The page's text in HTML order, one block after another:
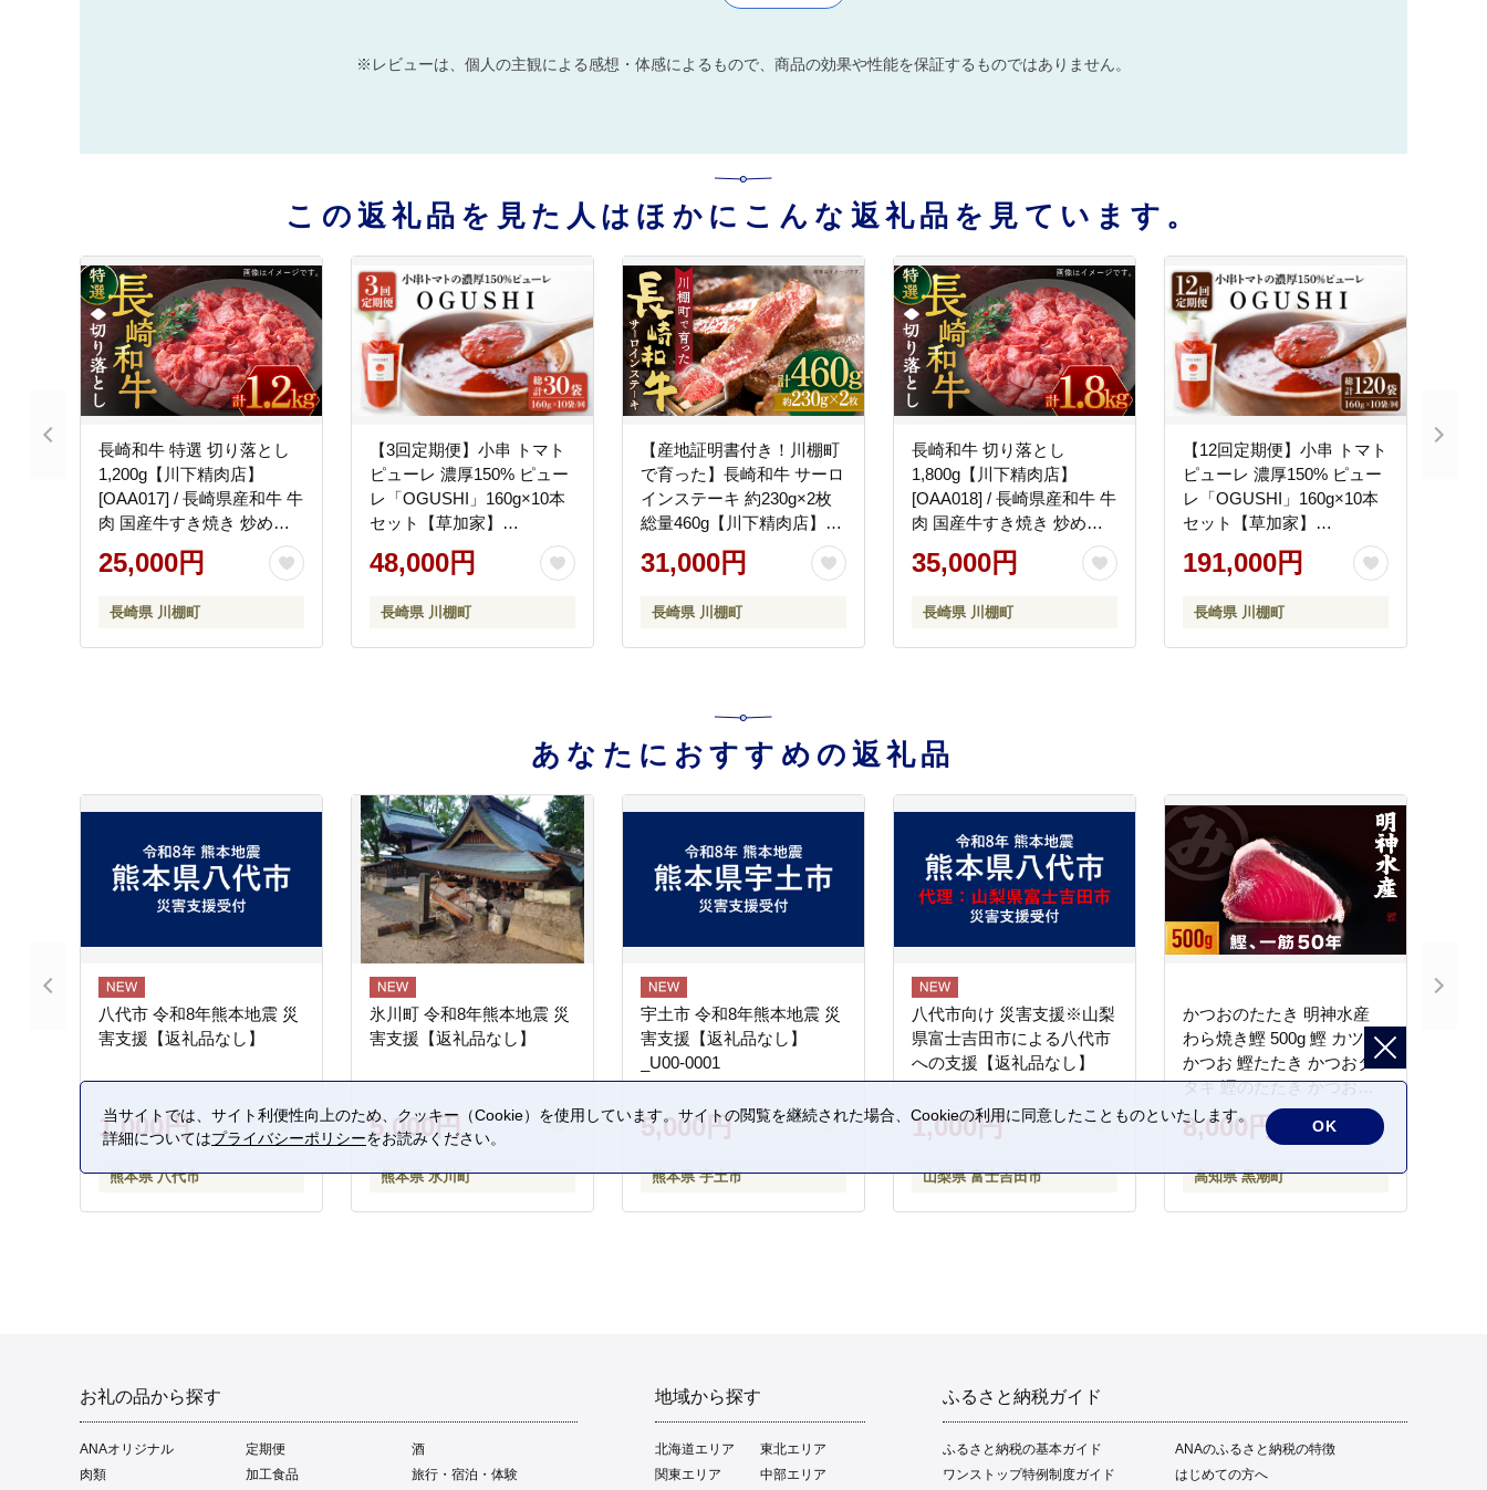
※レビューは、個人の主観による感想・体感によるもので、商品の効果や性能を保証するものではありません。
この返礼品を見た人はほかにこんな返礼品を見ています。
長崎和牛 特選 切り落とし
1,200g【川下精肉店】
[OAA017] / 長崎県産和牛 牛
肉 国産牛すき焼き 炒めも
の 切り落とし 切り落とし
切り落とし 切り落とし 切
牛肉 牛肉 長崎県産和牛 牛
肉 国産牛すき焼き 切り落
25,000円
長崎県 川棚町
【3回定期便】小串 トマト
ピューレ 濃厚150% ピュー
レ「OGUSHI」160g×10本
セット【草加家】
48,000円
長崎県 川棚町
【産地証明書付き！川棚町
で育った】長崎和牛 サーロ
インステーキ 約230g×2枚
総量460g【川下精肉店】
[OAA012] / 長崎県産和牛 牛
肉 サーロインステーキ 国
ーキ 牛 肉 サーロインステ
ーキ サーロイン ステーキ
31,000円
長崎県 川棚町
長崎和牛 切り落とし
1,800g【川下精肉店】
[OAA018] / 長崎県産和牛 牛
肉 国産牛すき焼き 炒めも
の 切り落とし 切り落とし
切り落とし 切り落とし 切
牛肉 牛肉 長崎県産和牛 牛
肉 国産牛すき焼き 切り落
35,000円
長崎県 川棚町
【12回定期便】小串 トマト
ピューレ 濃厚150% ピュー
レ「OGUSHI」160g×10本
セット【草加家】
191,000円
長崎県 川棚町
あなたにおすすめの返礼品
八代市 令和8年熊本地震 災
害支援【返礼品なし】
1,000円
熊本県 八代市
氷川町 令和8年熊本地震 災
害支援【返礼品なし】
5,000円
熊本県 氷川町
宇土市 令和8年熊本地震 災
害支援【返礼品なし】
_U00-0001
5,000円
熊本県 宇土市
八代市向け 災害支援※山梨
県富士吉田市による八代市
への支援【返礼品なし】
1,000円
山梨県 富士吉田市
かつおのたたき 明神水産
わら焼き鰹 500g 鰹 カツオ
かつお 鰹たたき かつおタ
タキ 鰹のたたき かつおの
タタキ 藁焼き わら焼き 魚
さかな 海鮮 刺身 お刺身 冷
ご当地 本場 高知 黒潮町 ギ
フト 贈答品 人気 返礼品 ふ
8,000円
高知県 黒潮町
お礼の品から探す
ANAオリジナル 定期便
酒
肉類
加工食品 旅行・宿泊・体験
地域から探す
北海道エリア
東北エリア
関東エリア
中部エリア
ふるさと納税ガイド
ふるさと納税の基本ガイド
ANAのふるさと納税の特徴
ワンストップ特例制度ガイド
はじめての方へ
当サイトでは、サイト利便性向上のため、クッキー（Cookie）を使用しています。サイトの閲覧を継続された場合、Cookieの利用に同意したことものといたします。
詳細についてはプライバシーポリシーをお読みください。
OK